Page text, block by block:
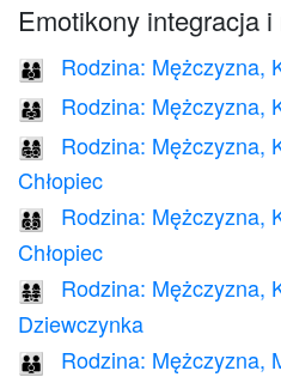
Emotikony integracja
👨‍👩‍👦 Rodzina: Mężczyzna,
👨‍👩‍👧 Rodzina: Mężczyzna,
👨‍👩‍👧‍👦
Rodzina: Mężczyzna,
Chłopiec
👨‍👩‍👦‍👦
Rodzina: Mężczyzna,
Chłopiec
👨‍👩‍👧‍👧
Rodzina: Mężczyzna,
Dziewczynka
👨‍👨‍👦 Rodzina: Mężczyzna,